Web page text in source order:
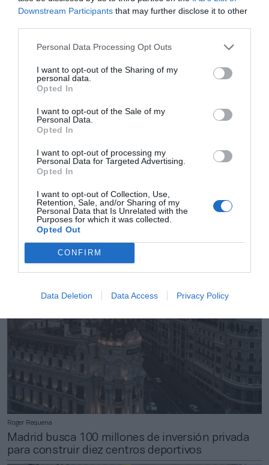
Downstream Participants that may further disclose it to other
Personal Data Processing Opt Outs
I want to opt-out of the Sharing of my
personal data.
Opted In
I want to opt-out of the Sale of my
Personal Data.
Opted In
I want to opt-out of processing my
Personal Data for Targeted Advertising.
Opted In
I want to opt-out of Collection, Use,
Retention, Sale, and/or Sharing of my
Personal Data that Is Unrelated with the
Purposes for which it was collected.
Opted Out
CONFIRM
Data Deletion Data Access Privacy Policy
millones
Patricia López
El ex director general de Forus logra su primer
proyecto en Madrid con un gimnasio por 5
Roger Requena
Madrid busca 100 millones de inversión privada
para construir diez centros deportivos